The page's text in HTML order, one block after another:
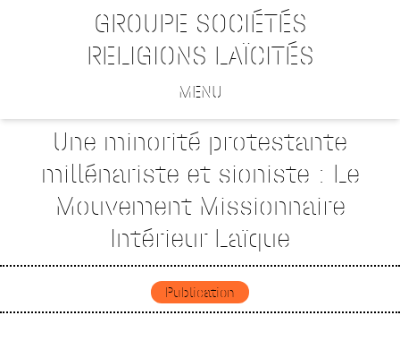
GROUPE SOCIÉTÉS
RELIGIONS LAÏCITÉS
MENU
Une minorité protestante
millénariste et sioniste : Le
Mouvement Missionnaire
Intérieur Laïque
Publication